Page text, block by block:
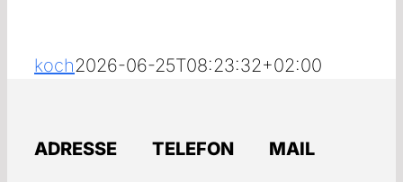
koch2026-06-25T08:23:32+02:00
ADRESSE TELEFON MAIL